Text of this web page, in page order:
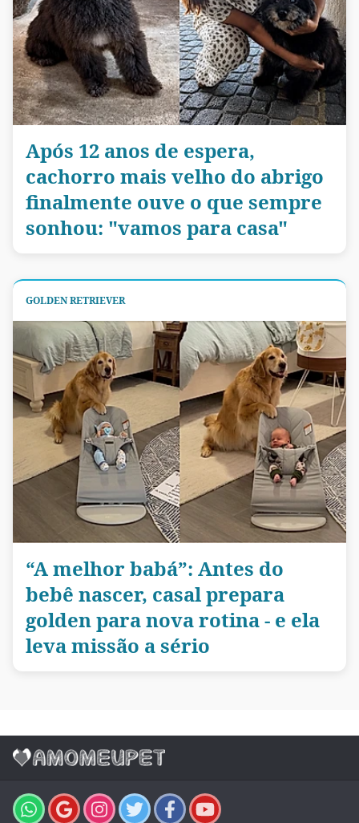
Após 12 anos de espera,
cachorro mais velho do abrigo
finalmente ouve o que sempre
sonhou: "vamos para casa"
GOLDEN RETRIEVER
“A melhor babá”: Antes do
bebê nascer, casal prepara
golden para nova rotina - e ela
leva missão a sério